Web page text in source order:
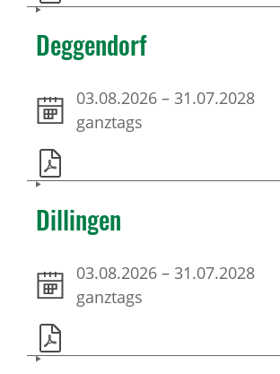
Deggendorf
03.08.2026 – 31.07.2028
ganztags
Dillingen
03.08.2026 – 31.07.2028
ganztags